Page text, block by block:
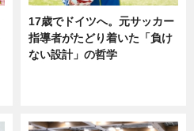
17歳でドイツへ。元サッカー
指導者がたどり着いた「負け
ない設計」の哲学